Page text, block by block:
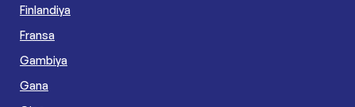
Finlandiya
Fransa
Gambiya
Gana